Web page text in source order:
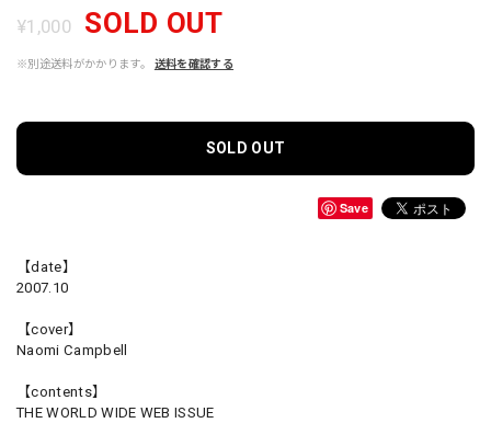
¥1,000 SOLD OUT
※別途送料がかかります。 送料を確認する
SOLD OUT
Save
【date】
2007.10
【cover】
Naomi Campbell
【contents】
THE WORLD WIDE WEB ISSUE